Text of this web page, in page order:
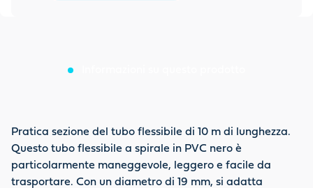
Pratica sezione del tubo flessibile di 10 m di lunghezza.
Questo tubo flessibile a spirale in PVC nero è
particolarmente maneggevole, leggero e facile da
trasportare. Con un diametro di 19 mm, si adatta